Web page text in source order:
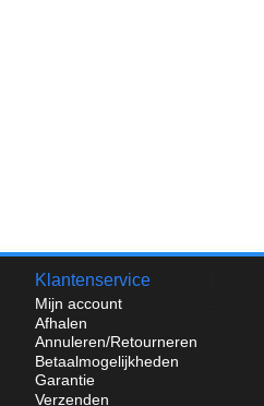
Klantenservice
Mijn account
Afhalen
Annuleren/Retourneren
Betaalmogelijkheden
Garantie
Verzenden